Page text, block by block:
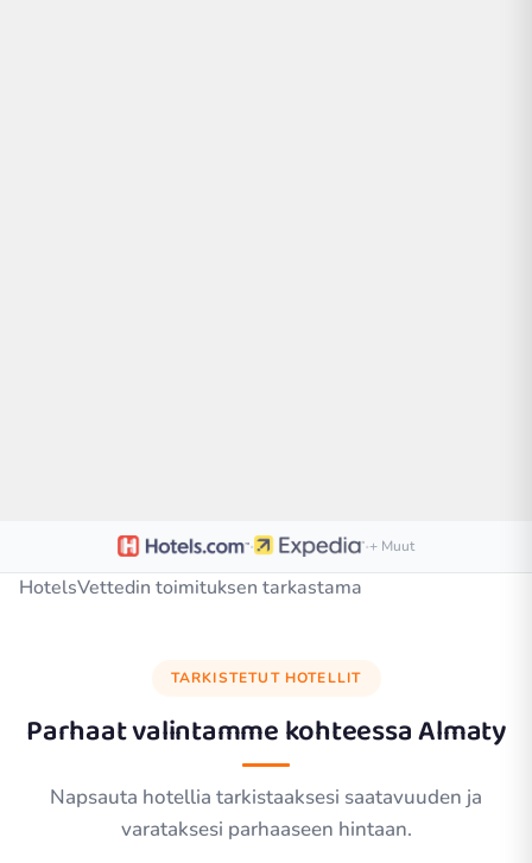
· ·+ Muut
HotelsVettedin toimituksen tarkastama
TARKISTETUT HOTELLIT
Parhaat valintamme kohteessaAlmaty
Napsauta hotellia tarkistaaksesi saatavuuden ja
varataksesi parhaaseen hintaan.